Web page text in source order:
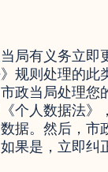
局有义务立即
规则处理的此
政当局处理您
个人数据法》
据。然后，市
果是，立即纠